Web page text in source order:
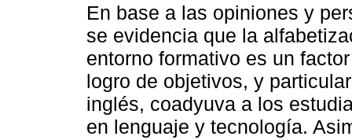
En base a las opiniones y
se evidencia que la
entorno formativo es un
logro de objetivos, y
inglés, coadyuva a los
en lenguaje y tecnología.